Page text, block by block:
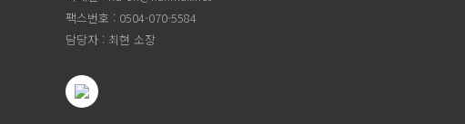
팩스번호 : 0504-070-5584
담당자 : 최현 소장